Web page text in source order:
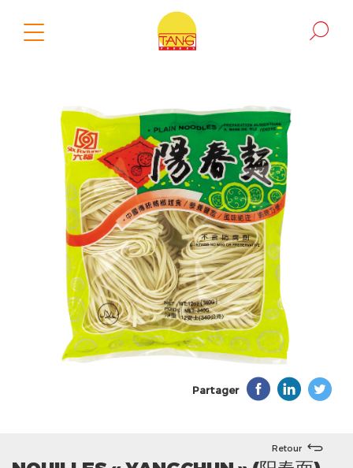
Partager
Retour